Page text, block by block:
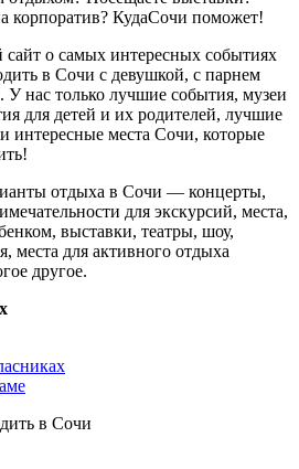
корпоратив? КудаСочи поможет!
о самых интересных событиях
в Сочи с девушкой, с парнем
нас только лучшие события, музеи
для детей и их родителей, лучшие
интересные места Сочи, которые
отдыха в Сочи — концерты,
для экскурсий, места,
выставки, театры, шоу,
места для активного отдыха
другое.
в Сочи